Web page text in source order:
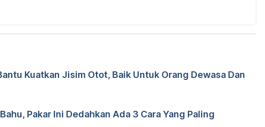
content/what-causes-tennis-elbow/
Hello Doktor Medical Panel
Kuatkan Jisim Otot, Baik Untuk Orang Dewasa Dan
Pakar Ini Dedahkan Ada 3 Cara Yang Paling